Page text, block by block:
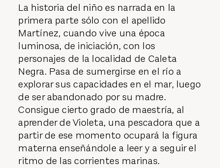
La historia del niño es narrada en la
primera parte sólo con el apellido
Martínez, cuando vive una época
luminosa, de iniciación, con los
personajes de la localidad de Caleta
Negra. Pasa de sumergirse en el río a
explorar sus capacidades en el mar, luego
de ser abandonado por su madre.
Consigue cierto grado de maestría, al
aprender de Violeta, una pescadora que a
partir de ese momento ocupará la figura
materna enseñándole a leer y a seguir el
ritmo de las corrientes marinas.